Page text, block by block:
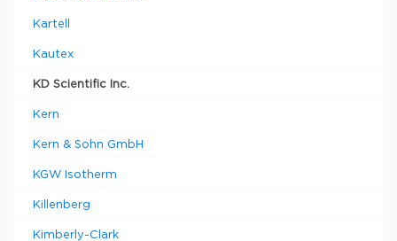
Kartell
Kautex
KD Scientific Inc.
Kern
Kern & Sohn GmbH
KGW Isotherm
Killenberg
Kimberly-Clark